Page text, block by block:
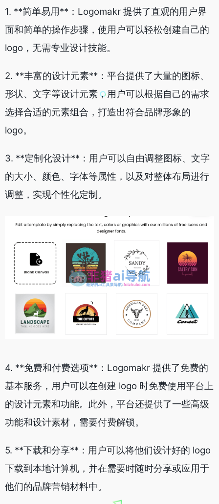
1. **简单易用**：Logomakr 提供了直观的用户界
面和简单的操作步骤，使用户可以轻松创建自己的
logo，无需专业设计技能。
2. **丰富的设计元素**：平台提供了大量的图标、
形状、文字等设计元素，用户可以根据自己的需求
选择合适的元素组合，打造出符合品牌形象的
logo。
3. **定制化设计**：用户可以自由调整图标、文字
的大小、颜色、字体等属性，以及对整体布局进行
调整，实现个性化定制。
4. **免费和付费选项**：Logomakr 提供了免费的
基本服务，用户可以在创建 logo 时免费使用平台上
的设计元素和功能。此外，平台还提供了一些高级
功能和设计素材，需要付费解锁。
5. **下载和分享**：用户可以将他们设计好的 logo
下载到本地计算机，并在需要时随时分享或应用于
他们的品牌营销材料中。